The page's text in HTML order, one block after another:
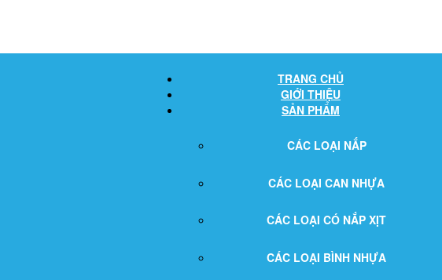
TRANG CHỦ
GIỚI THIỆU
SẢN PHẨM
CÁC LOẠI NẮP
CÁC LOẠI CAN NHỰA
CÁC LOẠI CÓ NẮP XỊT
CÁC LOẠI BÌNH NHỰA